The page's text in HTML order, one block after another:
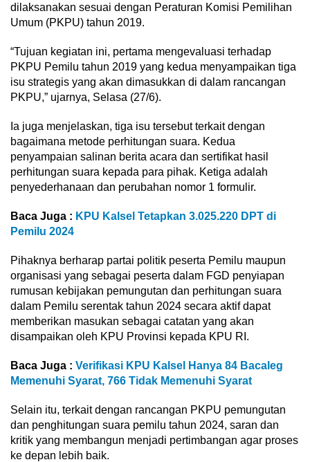
dilaksanakan sesuai dengan Peraturan Komisi Pemilihan
Umum (PKPU) tahun 2019.
“Tujuan kegiatan ini, pertama mengevaluasi terhadap
PKPU Pemilu tahun 2019 yang kedua menyampaikan tiga
isu strategis yang akan dimasukkan di dalam rancangan
PKPU,” ujarnya, Selasa (27/6).
Ia juga menjelaskan, tiga isu tersebut terkait dengan
bagaimana metode perhitungan suara. Kedua
penyampaian salinan berita acara dan sertifikat hasil
perhitungan suara kepada para pihak. Ketiga adalah
penyederhanaan dan perubahan nomor 1 formulir.
Baca Juga : KPU Kalsel Tetapkan 3.025.220 DPT di
Pemilu 2024
Pihaknya berharap partai politik peserta Pemilu maupun
organisasi yang sebagai peserta dalam FGD penyiapan
rumusan kebijakan pemungutan dan perhitungan suara
dalam Pemilu serentak tahun 2024 secara aktif dapat
memberikan masukan sebagai catatan yang akan
disampaikan oleh KPU Provinsi kepada KPU RI.
Baca Juga : Verifikasi KPU Kalsel Hanya 84 Bacaleg
Memenuhi Syarat, 766 Tidak Memenuhi Syarat
Selain itu, terkait dengan rancangan PKPU pemungutan
dan penghitungan suara pemilu tahun 2024, saran dan
kritik yang membangun menjadi pertimbangan agar proses
ke depan lebih baik.